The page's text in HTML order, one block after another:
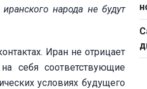
народа не будут
Иран не отрицает
себя соответствующие
условиях будущего